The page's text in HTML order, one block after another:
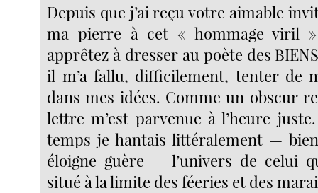
Depuis que j’ai reçu votre aimable
ma pierre à cet « hommage viril
apprêtez à dresser au poète des
il m’a fallu, difficilement, tenter de
dans mes idées. Comme un obscur
lettre m’est parvenue à l’heure
temps je hantais littéralement —
éloigne guère — l’univers de celui
situé à la limite des féeries et des